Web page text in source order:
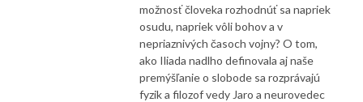
možnosť človeka rozhodnúť sa napriek
osudu, napriek vôli bohov a v
nepriaznivých časoch vojny? O tom,
ako Iliada nadlho definovala aj naše
premýšľanie o slobode sa rozprávajú
fyzik a filozof vedy Jaro a neurovedec